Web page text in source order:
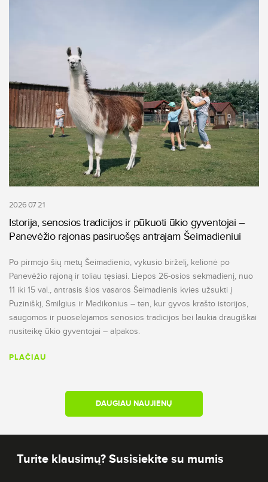
2026 07 21
Istorija, senosios tradicijos ir pūkuoti ūkio gyventojai –
Panevėžio rajonas pasiruošęs antrajam Šeimadieniui
Po pirmojo šių metų Šeimadienio, vykusio birželį, kelionė po
Panevėžio rajoną ir toliau tęsiasi. Liepos 26-osios sekmadienį, nuo
11 iki 15 val., antrasis šios vasaros Šeimadienis kvies užsukti į
Puziniškį, Smilgius ir Medikonius – ten, kur gyvos krašto istorijos,
saugomos ir puoselėjamos senosios tradicijos bei laukia draugiškai
nusiteikę ūkio gyventojai – alpakos.
PLAČIAU
DAUGIAU NAUJIENŲ
Turite klausimų? Susisiekite su mumis